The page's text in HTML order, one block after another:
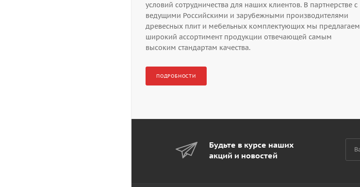
условий сотрудничества для наших клиентов. В партнерстве с
ведущими Российскими и зарубежными производителями
древесных плит и мебельных комплектующих мы предлагаем
широкий ассортимент продукции отвечающей самым
высоким стандартам качества.
ПОДРОБНОСТИ
Будьте в курсе наших
акций и новостей